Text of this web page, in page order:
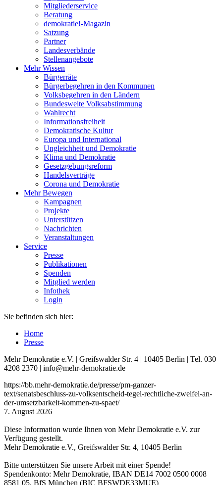
Mitgliederservice
Beratung
demokratie!-Magazin
Satzung
Partner
Landesverbände
Stellenangebote
Mehr Wissen
Bürgerräte
Bürgerbegehren in den Kommunen
Volksbegehren in den Ländern
Bundesweite Volksabstimmung
Wahlrecht
Informationsfreiheit
Demokratische Kultur
Europa und International
Ungleichheit und Demokratie
Klima und Demokratie
Gesetzgebungsreform
Handelsverträge
Corona und Demokratie
Mehr Bewegen
Kampagnen
Projekte
Unterstützen
Nachrichten
Veranstaltungen
Service
Presse
Publikationen
Spenden
Mitglied werden
Infothek
Login
Sie befinden sich hier:
Home
Presse
Mehr Demokratie e.V. | Greifswalder Str. 4 | 10405 Berlin | Tel. 030
4208 2370 | info@mehr-demokratie.de
https://bb.mehr-demokratie.de/presse/pm-ganzer-
text/senatsbeschluss-zu-volksentscheid-tegel-rechtliche-zweifel-an-
der-umsetzbarkeit-kommen-zu-spaet/
7. August 2026
Diese Information wurde Ihnen von Mehr Demokratie e.V. zur
Verfügung gestellt.
Mehr Demokratie e.V., Greifswalder Str. 4, 10405 Berlin
Bitte unterstützen Sie unsere Arbeit mit einer Spende!
Spendenkonto: Mehr Demokratie, IBAN DE14 7002 0500 0008
8581 05, BfS München (BIC BFSWDE33MUE)